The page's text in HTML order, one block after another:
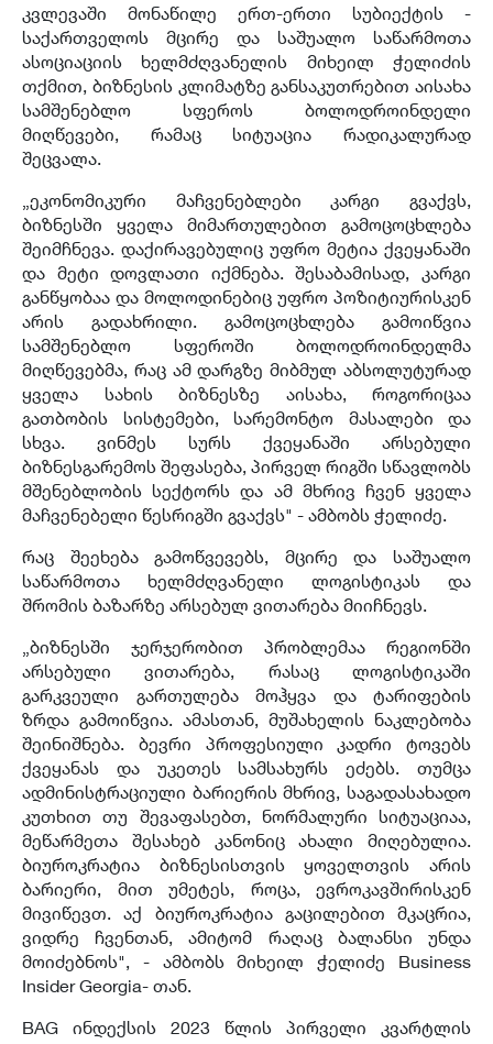
კვლევაში მონაწილე ერთ-ერთი სუბიექტის -
საქართველოს მცირე და საშუალო საწარმოთა
ასოციაციის ხელმძღვანელის მიხეილ ჭელიძის
თქმით, ბიზნესის კლიმატზე განსაკუთრებით აისახა
სამშენებლო სფეროს ბოლოდროინდელი
მიღწევები, რამაც სიტუაცია რადიკალურად
შეცვალა.
„ეკონომიკური მაჩვენებლები კარგი გვაქვს,
ბიზნესში ყველა მიმართულებით გამოცოცხლება
შეიმჩნევა. დაქირავებულიც უფრო მეტია ქვეყანაში
და მეტი დოვლათი იქმნება. შესაბამისად, კარგი
განწყობაა და მოლოდინებიც უფრო პოზიტიურისკენ
არის გადახრილი. გამოცოცხლება გამოიწვია
სამშენებლო სფეროში ბოლოდროინდელმა
მიღწევებმა, რაც ამ დარგზე მიბმულ აბსოლუტურად
ყველა სახის ბიზნესზე აისახა, როგორიცაა
გათბობის სისტემები, სარემონტო მასალები და
სხვა. ვინმეს სურს ქვეყანაში არსებული
ბიზნესგარემოს შეფასება, პირველ რიგში სწავლობს
მშენებლობის სექტორს და ამ მხრივ ჩვენ ყველა
მაჩვენებელი წესრიგში გვაქვს" - ამბობს ჭელიძე.
რაც შეეხება გამოწვევებს, მცირე და საშუალო
საწარმოთა ხელმძღვანელი ლოგისტიკას და
შრომის ბაზარზე არსებულ ვითარება მიიჩნევს.
„ბიზნესში ჯერჯერობით პრობლემაა რეგიონში
არსებული ვითარება, რასაც ლოგისტიკაში
გარკვეული გართულება მოჰყვა და ტარიფების
ზრდა გამოიწვია. ამასთან, მუშახელის ნაკლებობა
შეინიშნება. ბევრი პროფესიული კადრი ტოვებს
ქვეყანას და უკეთეს სამსახურს ეძებს. თუმცა
ადმინისტრაციული ბარიერის მხრივ, საგადასახადო
კუთხით თუ შევაფასებთ, ნორმალური სიტუაციაა,
მეწარმეთა შესახებ კანონიც ახალი მიღებულია.
ბიუროკრატია ბიზნესისთვის ყოველთვის არის
ბარიერი, მით უმეტეს, როცა, ევროკავშირისკენ
მივიწევთ. აქ ბიუროკრატია გაცილებით მკაცრია,
ვიდრე ჩვენთან, ამიტომ რაღაც ბალანსი უნდა
მოიძებნოს", - ამბობს მიხეილ ჭელიძე Business
Insider Georgia- თან.
BAG ინდექსის 2023 წლის პირველი კვარტლის